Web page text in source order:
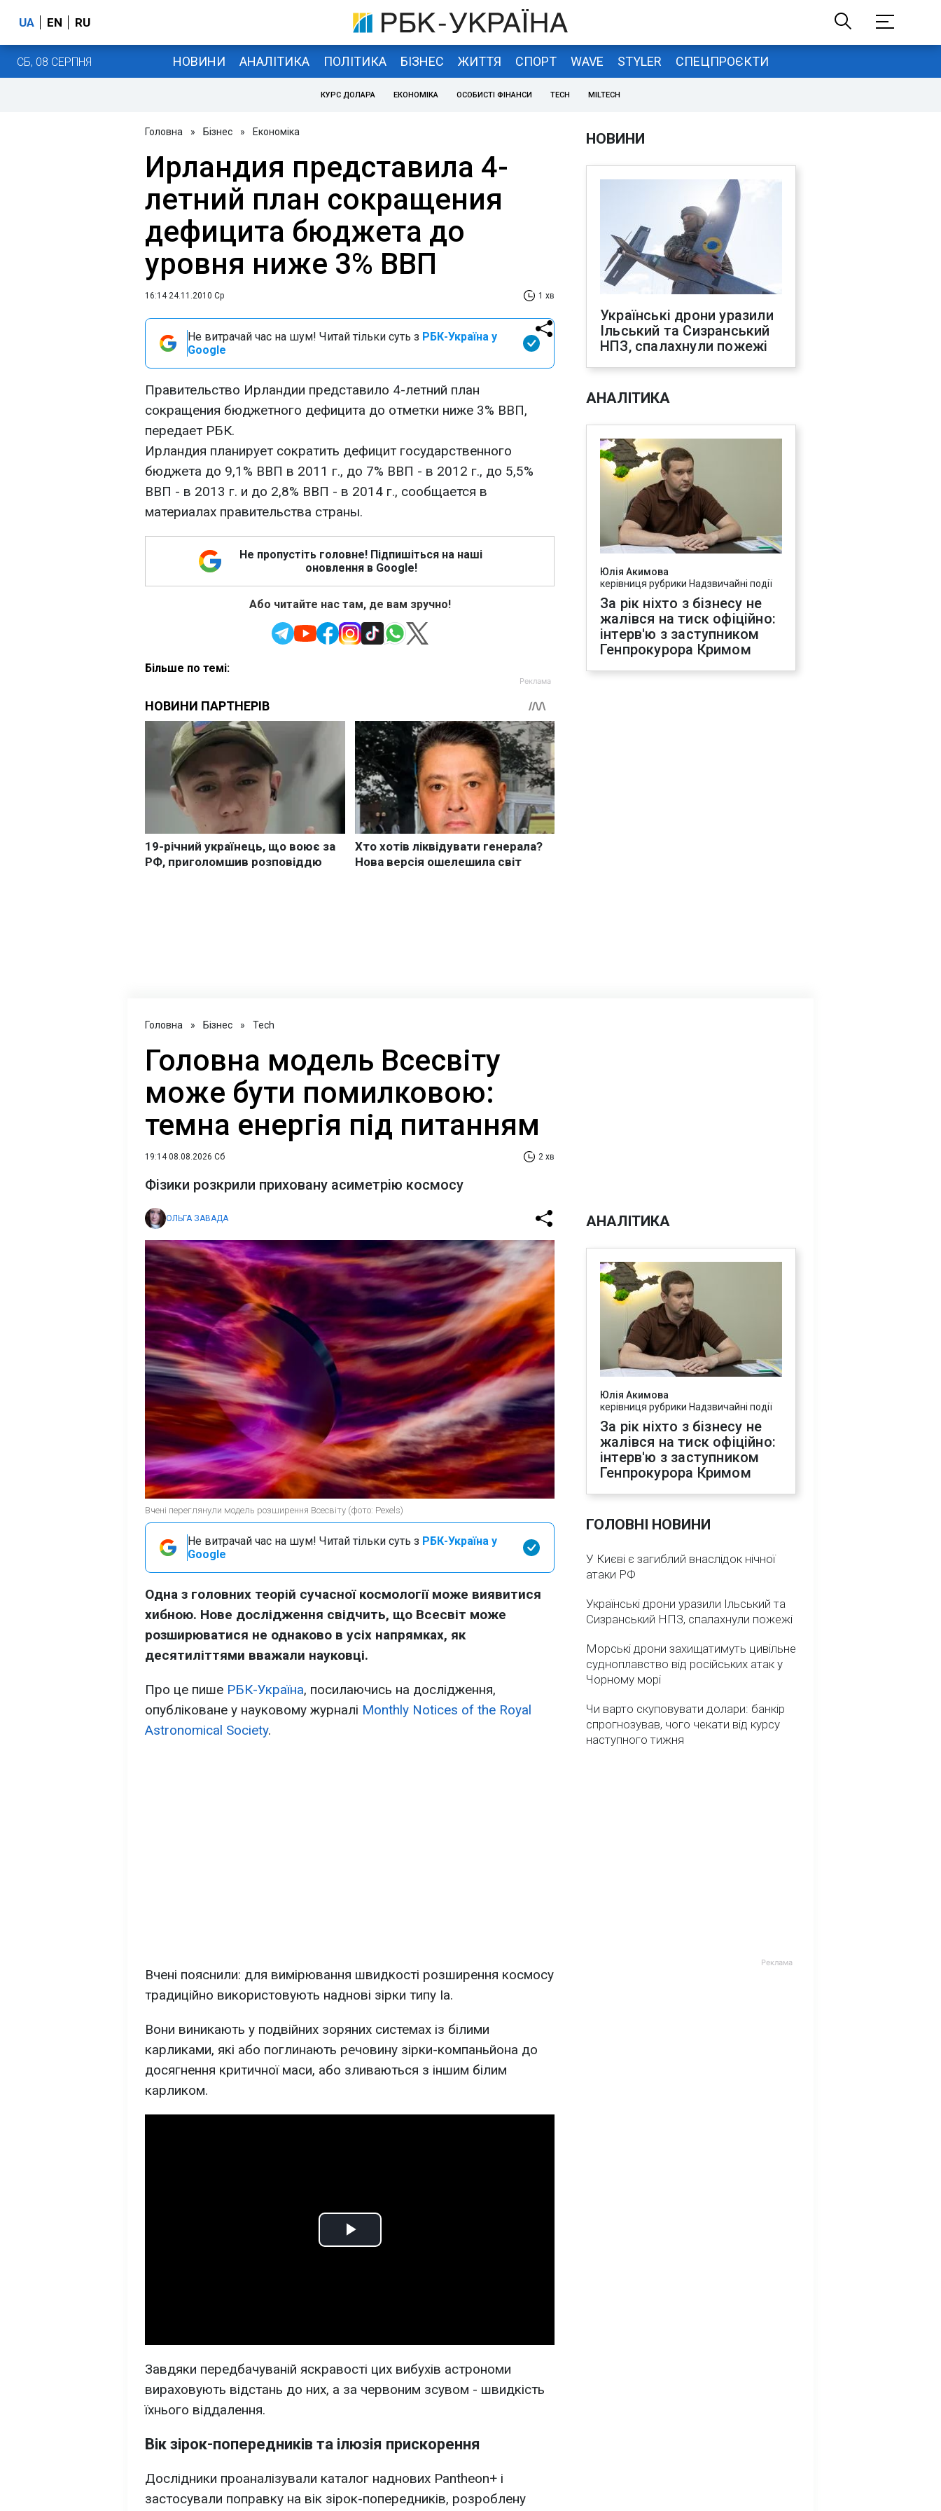
UA EN RU
СБ, 08 СЕРПНЯ НОВИНИ АНАЛІТИКА ПОЛІТИКА БІЗНЕС ЖИТТЯ СПОРТ WAVE STYLER СПЕЦПРОЄКТИ
КУРС ДОЛАРА ЕКОНОМІКА ОСОБИСТІ ФІНАНСИ TECH MILTECH
Головна » Бізнес » Економіка
Ирландия представила 4-
летний план сокращения
дефицита бюджета до
уровня ниже 3% ВВП
16:14 24.11.2010 Ср 1 хв
Не витрачай час на шум! Читай тільки суть з РБК-Україна у
Google
Правительство Ирландии представило 4-летний план
сокращения бюджетного дефицита до отметки ниже 3% ВВП,
передает РБК.
Ирландия планирует сократить дефицит государственного
бюджета до 9,1% ВВП в 2011 г., до 7% ВВП - в 2012 г., до 5,5%
ВВП - в 2013 г. и до 2,8% ВВП - в 2014 г., сообщается в
материалах правительства страны.
Не пропустіть головне! Підпишіться на наші
оновлення в Google!
Або читайте нас там, де вам зручно!
Більше по темі:
НОВИНИ
Українські дрони уразили
Ільський та Сизранський
НПЗ, спалахнули пожежі
АНАЛІТИКА
Юлія Акимова
керівниця рубрики Надзвичайні події
За рік ніхто з бізнесу не
жалівся на тиск офіційно:
інтерв'ю з заступником
Генпрокурора Кримом
Головна » Бізнес » Tech
Головна модель Всесвіту
може бути помилковою:
темна енергія під питанням
19:14 08.08.2026 Сб 2 хв
Фізики розкрили приховану асиметрію космосу
ОЛЬГА ЗАВАДА
Вчені переглянули модель розширення Всесвіту (фото: Pexels)
Не витрачай час на шум! Читай тільки суть з РБК-Україна у
Google
Одна з головних теорій сучасної космології може виявитися
хибною. Нове дослідження свідчить, що Всесвіт може
розширюватися не однаково в усіх напрямках, як
десятиліттями вважали науковці.
Про це пише РБК-Україна, посилаючись на дослідження,
опубліковане у науковому журналі Monthly Notices of the Royal
Astronomical Society.
Вчені пояснили: для вимірювання швидкості розширення космосу
традиційно використовують наднові зірки типу Ia.
Вони виникають у подвійних зоряних системах із білими
карликами, які або поглинають речовину зірки-компаньйона до
досягнення критичної маси, або зливаються з іншим білим
карликом.
Play
Завдяки передбачуваній яскравості цих вибухів астрономи
вираховують відстань до них, а за червоним зсувом - швидкість
їхнього віддалення.
Вік зірок-попередників та ілюзія прискорення
Дослідники проаналізували каталог наднових Pantheon+ і
застосували поправку на вік зірок-попередників, розроблену
АНАЛІТИКА
Юлія Акимова
керівниця рубрики Надзвичайні події
За рік ніхто з бізнесу не
жалівся на тиск офіційно:
інтерв'ю з заступником
Генпрокурора Кримом
ГОЛОВНІ НОВИНИ
У Києві є загиблий внаслідок нічної
атаки РФ
Українські дрони уразили Ільський та
Сизранський НПЗ, спалахнули пожежі
Морські дрони захищатимуть цивільне
судноплавство від російських атак у
Чорному морі
Чи варто скуповувати долари: банкір
спрогнозував, чого чекати від курсу
наступного тижня